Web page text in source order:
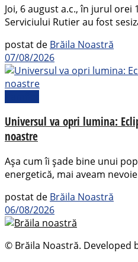
Joi, 6 august a.c., în jurul
Serviciului Rutier au fost
postat de Brăila Noastră
07/08/2026
Universul va opri lumina:
noastre
Așa cum îi șade bine unui
energetică, mai aveam
postat de Brăila Noastră
06/08/2026
© Brăila Noastră. Developed